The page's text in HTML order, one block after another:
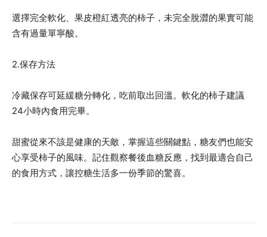
選擇完全軟化、果皮橙紅透亮的柿子，未完全脫澀的果實可能
含有過量單寧酸。
2.保存方法
冷藏保存可延緩糖分轉化，吃前取出回溫。軟化的柿子建議
24小時內食用完畢。
甜蜜從來不該是健康的天敵，掌握這些關鍵點，糖友們也能安
心享受柿子的風味。記住觀察餐後血糖反應，找到最適合自己
的食用方式，讓控糖生活多一份季節的驚喜。